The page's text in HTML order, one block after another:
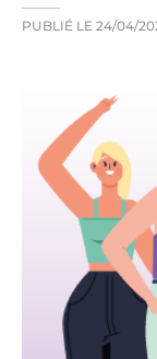
PUBLIÉ LE 24/04/